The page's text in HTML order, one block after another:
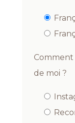
de moi ?